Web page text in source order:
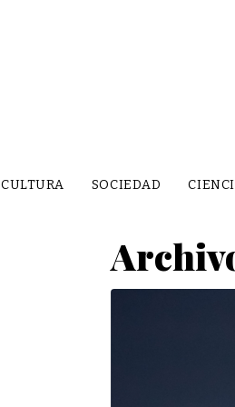
CULTURA SOCIEDAD